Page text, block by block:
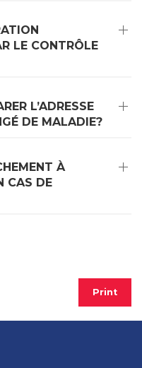
LE CONTRÔLE
L’ADRESSE
DE MALADIE?
À
CAS DE
Print